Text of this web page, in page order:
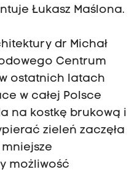
Łukasz Maślona.
dr Michał
Centrum
ostatnich latach
w całej Polsce
na kostkę brukową i
zieleń zaczęła
możliwość